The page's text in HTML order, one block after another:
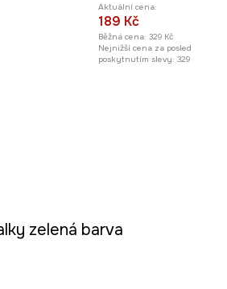
Aktuální cena:
189 Kč
Běžná cena: 329 Kč
Nejnižší cena za posledních 30
poskytnutím slevy: 329 Kč
zelená barva